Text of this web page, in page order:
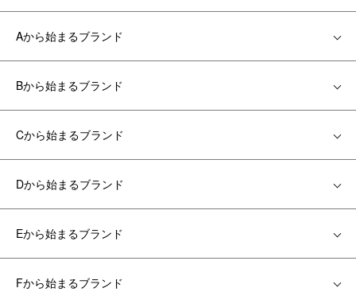
Aから始まるブランド
Bから始まるブランド
Cから始まるブランド
Dから始まるブランド
Eから始まるブランド
Fから始まるブランド